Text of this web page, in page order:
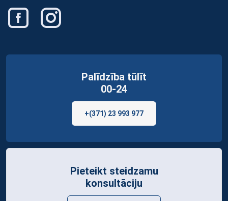
Palīdzība tūlīt
00-24
+(371) 23 993 977
Pieteikt steidzamu
konsultāciju